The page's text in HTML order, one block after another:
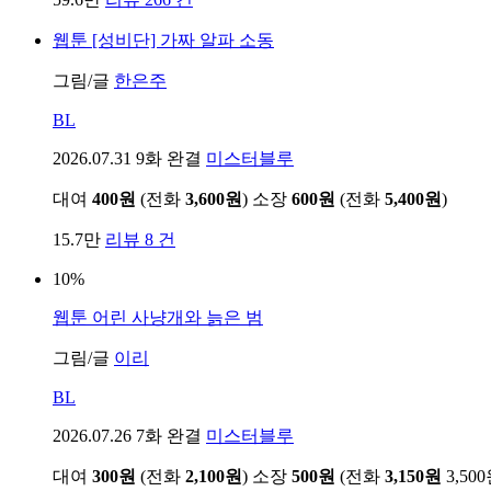
웹툰 [성비단] 가짜 알파 소동
그림/글 한은주
BL
2026.07.31 9화 완결 미스터블루
대여 400원 (전화 3,600원) 소장 600원 (전화 5,400원)
15.7만 리뷰 8 건
10%
웹툰 어린 사냥개와 늙은 범
그림/글 이리
BL
2026.07.26 7화 완결 미스터블루
대여 300원 (전화 2,100원) 소장 500원 (전화 3,150원 3,500